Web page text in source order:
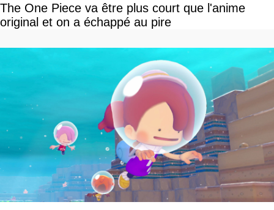
The One Piece va être plus court que l'anime
original et on a échappé au pire